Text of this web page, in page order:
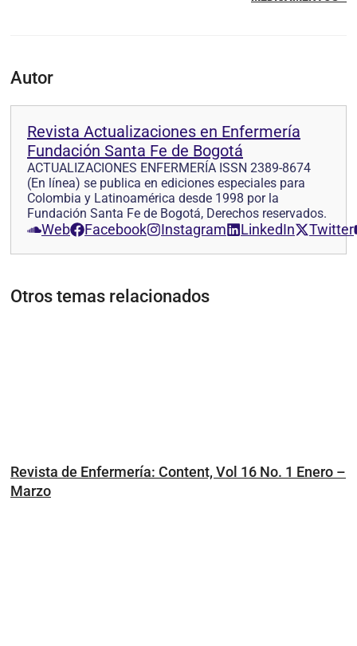
Autor
Revista Actualizaciones en Enfermería
Fundación Santa Fe de Bogotá
ACTUALIZACIONES ENFERMERÍA ISSN 2389-8674
(En línea) se publica en ediciones especiales para
Colombia y Latinoamérica desde 1998 por la
Fundación Santa Fe de Bogotá, Derechos reservados.
Web Facebook Instagram LinkedIn Twitter
Otros temas relacionados
Revista de Enfermería: Content, Vol 16 No. 1 Enero –
Marzo